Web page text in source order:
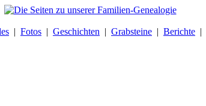
| Fotos | Geschichten | Grabsteine | Berichte |